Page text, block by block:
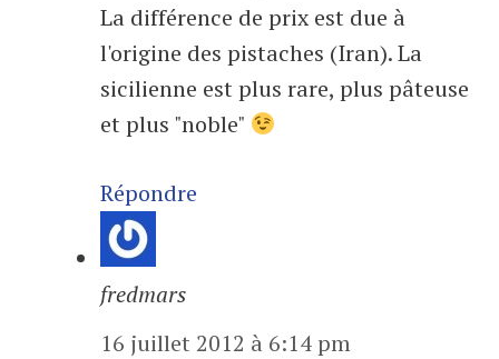
La différence de prix est due à
l'origine des pistaches (Iran). La
sicilienne est plus rare, plus pâteuse
et plus "noble"
Répondre
fredmars
16 juillet 2012 à 6:14 pm